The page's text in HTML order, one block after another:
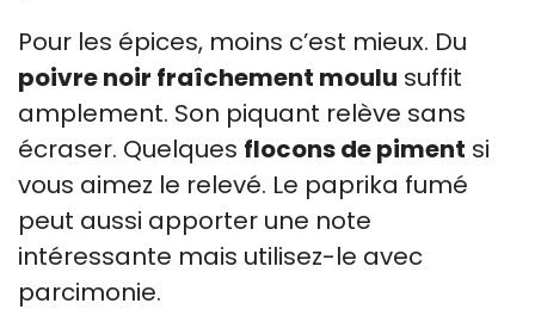
Pour les épices, moins c’est mieux. Du
poivre noir fraîchement moulu suffit
amplement. Son piquant relève sans
écraser. Quelques flocons de piment si
vous aimez le relevé. Le paprika fumé
peut aussi apporter une note
intéressante mais utilisez-le avec
parcimonie.